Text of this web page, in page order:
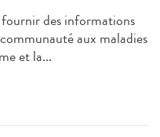
des informations
aux maladies
et la...